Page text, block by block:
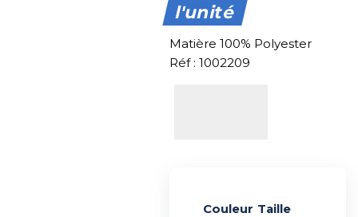
l'unité
Matière 100% Polyester
Réf : 1002209
Couleur Taille
Alternative: